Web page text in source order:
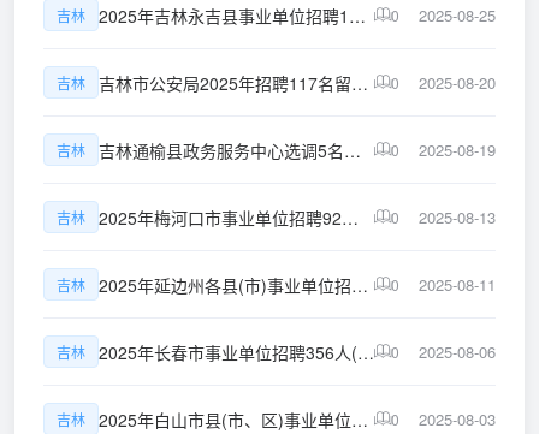
吉林 2025年吉林永吉县事业单位招聘10名入伍高校毕业生公告(2号) 0 2025-08-25
吉林 吉林市公安局2025年招聘117名留置看护警务辅助人员公告 0 2025-08-20
吉林 吉林通榆县政务服务中心选调5名事业编制工作人员公告 0 2025-08-19
吉林 2025年梅河口市事业单位招聘92人(含专项招聘高校毕业生)公告(3号) 0 2025-08-13
吉林 2025年延边州各县(市)事业单位招聘36名下半年应征入伍高校毕业生公告 0 2025-08-11
吉林 2025年长春市事业单位招聘356人(含专项招聘高校毕业生)公告(7号) 0 2025-08-06
吉林 2025年白山市县(市、区)事业单位招聘21名应征入伍高校毕业生公告(2号) 0 2025-08-03